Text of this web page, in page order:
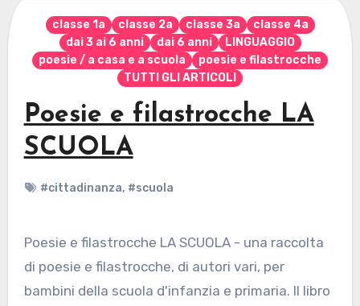
classe 1a classe 2a classe 3a
classe 4a
dai 3 ai 6 anni
dai 6 anni
LINGUAGGIO
poesie / a casa e a scuola
poesie e filastrocche
TUTTI GLI ARTICOLI
Poesie e filastrocche LA
SCUOLA
#cittadinanza, #scuola
Poesie e filastrocche LA SCUOLA - una raccolta
di poesie e filastrocche, di autori vari, per
bambini della scuola d'infanzia e primaria. Il libro